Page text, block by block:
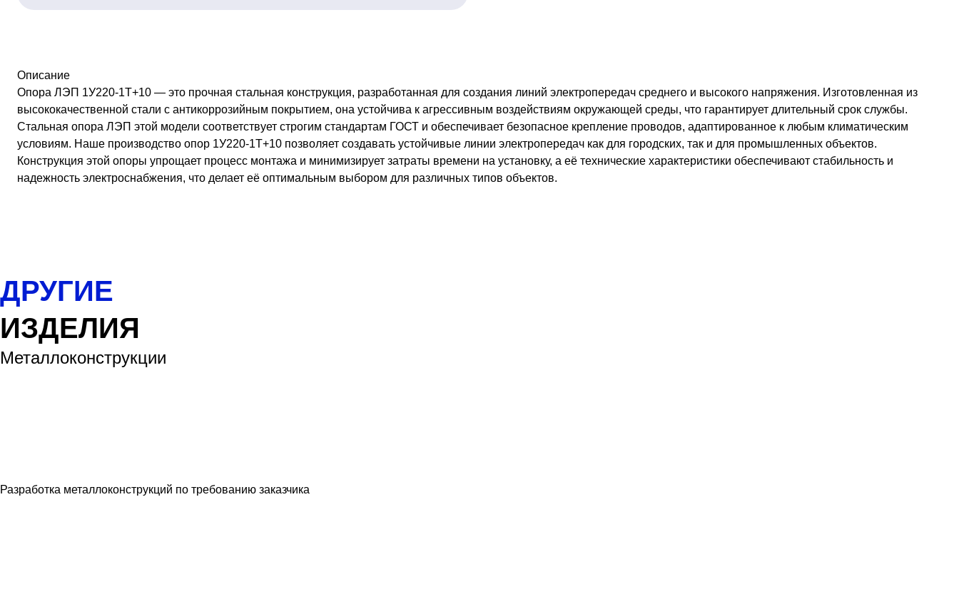
Описание
Опора ЛЭП 1У220-1Т+10 — это прочная стальная конструкция, разработанная для создания линий электропередач среднего и высокого напряжения. Изготовленная из
высококачественной стали с антикоррозийным покрытием, она устойчива к агрессивным воздействиям окружающей среды, что гарантирует длительный срок службы.
Стальная опора ЛЭП этой модели соответствует строгим стандартам ГОСТ и обеспечивает безопасное крепление проводов, адаптированное к любым климатическим
условиям. Наше производство опор 1У220-1Т+10 позволяет создавать устойчивые линии электропередач как для городских, так и для промышленных объектов.
Конструкция этой опоры упрощает процесс монтажа и минимизирует затраты времени на установку, а её технические характеристики обеспечивают стабильность и
надежность электроснабжения, что делает её оптимальным выбором для различных типов объектов.
ДРУГИЕ
ИЗДЕЛИЯ
Металлоконструкции
Разработка металлоконструкций по требованию заказчика